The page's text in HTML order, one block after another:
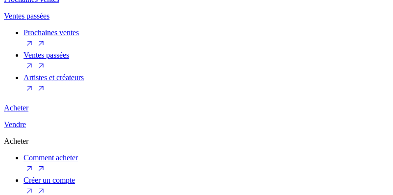
Ventes passées
Prochaines ventes
Ventes passées
Artistes et créateurs
Acheter
Vendre
Acheter
Comment acheter
Créer un compte